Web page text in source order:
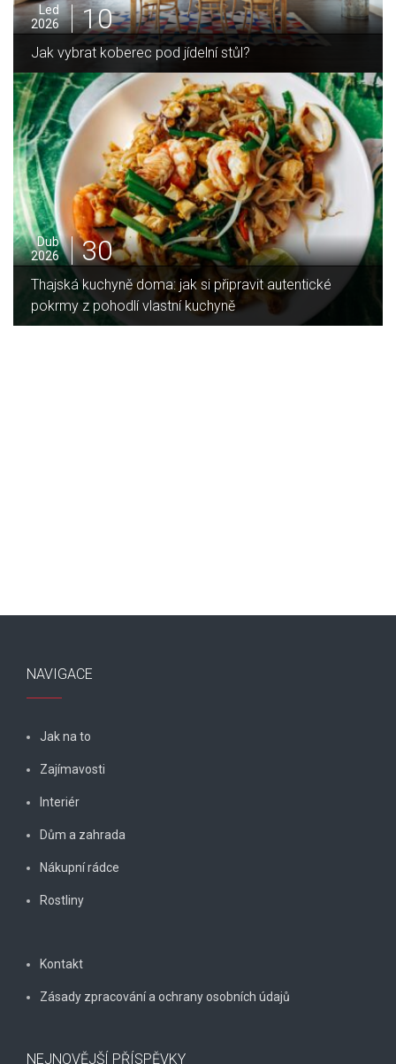
Pro
2025
05
Jak zvládnout vánoční úklid bez námahy
Led
2026
16
Jaký je rozdíl mezi indukční a sklokeramickou
deskou?
NAVIGACE
Jak na to
Zajímavosti
Interiér
Dům a zahrada
Nákupní rádce
Rostliny
Kontakt
Zásady zpracování a ochrany osobních údajů
NEJNOVĚJŠÍ PŘÍSPĚVKY